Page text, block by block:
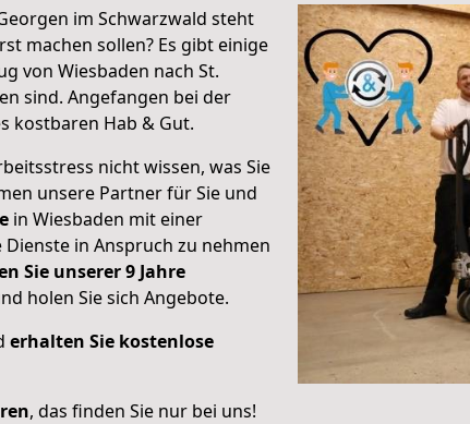
im Schwarzwald steht
machen sollen? Es gibt einige
von Wiesbaden nach St.
sind. Angefangen bei der
kostbaren Hab & Gut.
nicht wissen, was Sie
unsere Partner für Sie und
in Wiesbaden mit einer
Dienste in Anspruch zu nehmen
Sie unserer 9 Jahre
holen Sie sich Angebote.
erhalten Sie kostenlose
, das finden Sie nur bei uns!